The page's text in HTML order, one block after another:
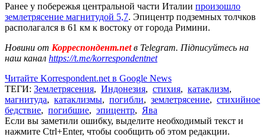
Ранее у побережья центральной части Италии произошло
землетрясение магнитудой 5,7. Эпицентр подземных толчков
располагался в 61 км к востоку от города Римини.
Новини от Корреспондент.netв Telegram. Підписуйтесь на
наш канал https://t.me/korrespondentnet
Читайте Korrespondent.net в Google News
ТЕГИ: Землетрясения, Индонезия, стихия, катаклизм,
магнитуда, катаклизмы, погибли, землетрясение, стихийное
бедствие, погибшие, эпицентр, Ява
Если вы заметили ошибку, выделите необходимый текст и
нажмите Ctrl+Enter, чтобы сообщить об этом редакции.